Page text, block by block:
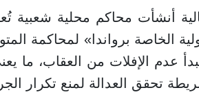
أنشأت محاكم محلية
الخاصة برواندا» لمحاكمة
عدم الإفلات من العقاب، ما
تحقق العدالة لمنع تكرار